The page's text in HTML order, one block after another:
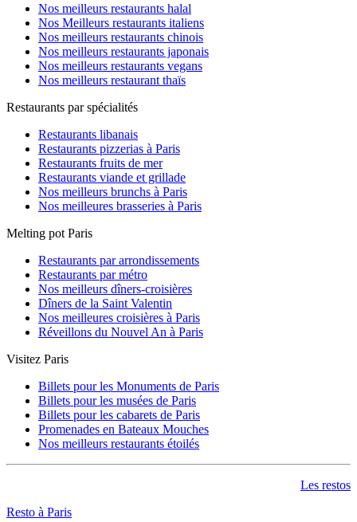
Nos meilleurs restaurants halal
Nos Meilleurs restaurants italiens
Nos meilleurs restaurants chinois
Nos meilleurs restaurants japonais
Nos meilleurs restaurants vegans
Nos meilleurs restaurant thaïs
Restaurants par spécialités
Restaurants libanais
Restaurants pizzerias à Paris
Restaurants fruits de mer
Restaurants viande et grillade
Nos meilleurs brunchs à Paris
Nos meilleures brasseries à Paris
Melting pot Paris
Restaurants par arrondissements
Restaurants par métro
Nos meilleurs dîners-croisières
Dîners de la Saint Valentin
Nos meilleures croisières à Paris
Réveillons du Nouvel An à Paris
Visitez Paris
Billets pour les Monuments de Paris
Billets pour les musées de Paris
Billets pour les cabarets de Paris
Promenades en Bateaux Mouches
Nos meilleurs restaurants étoilés
Les restos
Resto à Paris